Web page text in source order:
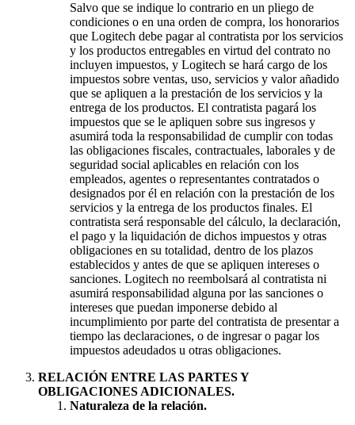
Salvo que se indique lo contrario en un pliego de
condiciones o en una orden de compra, los honorarios
que Logitech debe pagar al contratista por los servicios
y los productos entregables en virtud del contrato no
incluyen impuestos, y Logitech se hará cargo de los
impuestos sobre ventas, uso, servicios y valor añadido
que se apliquen a la prestación de los servicios y la
entrega de los productos. El contratista pagará los
impuestos que se le apliquen sobre sus ingresos y
asumirá toda la responsabilidad de cumplir con todas
las obligaciones fiscales, contractuales, laborales y de
seguridad social aplicables en relación con los
empleados, agentes o representantes contratados o
designados por él en relación con la prestación de los
servicios y la entrega de los productos finales. El
contratista será responsable del cálculo, la declaración,
el pago y la liquidación de dichos impuestos y otras
obligaciones en su totalidad, dentro de los plazos
establecidos y antes de que se apliquen intereses o
sanciones. Logitech no reembolsará al contratista ni
asumirá responsabilidad alguna por las sanciones o
intereses que puedan imponerse debido al
incumplimiento por parte del contratista de presentar a
tiempo las declaraciones, o de ingresar o pagar los
impuestos adeudados u otras obligaciones.
RELACIÓN ENTRE LAS PARTES Y
OBLIGACIONES ADICIONALES.
Naturaleza de la relación.